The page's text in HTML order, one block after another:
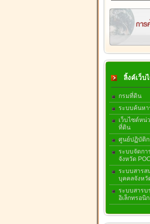
ลิ้งค์เว็บ
กรมที่ดิน
ระบบค้นห
เว็บไซต์หน่
ที่ดิน
ศูนย์ปฏิบัติ
ระบบจัดกา
จังหวัด POC
ระบบสารส
บุคคลจังหวั
ระบบสาร
อิเล็กทรอนิ